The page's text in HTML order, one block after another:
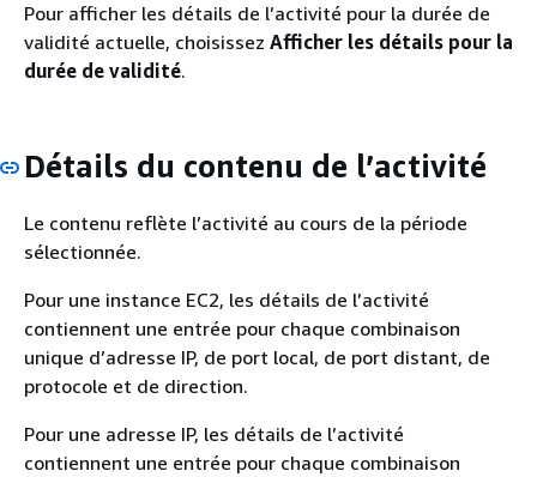
Pour afficher les détails de l’activité pour la durée de
validité actuelle, choisissez Afficher les détails pour la
durée de validité.
Détails du contenu de l’activité
Le contenu reflète l’activité au cours de la période
sélectionnée.
Pour une instance EC2, les détails de l’activité
contiennent une entrée pour chaque combinaison
unique d’adresse IP, de port local, de port distant, de
protocole et de direction.
Pour une adresse IP, les détails de l’activité
contiennent une entrée pour chaque combinaison